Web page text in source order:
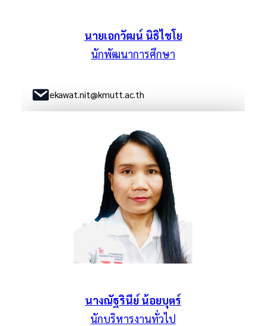
นายเอกวัฒน์ นิธิไชโย
นักพัฒนาการศึกษา
ekawat.nit@kmutt.ac.th
นางณัฐรินีย์ น้อยบุตร์
นักบริหารงานทั่วไป